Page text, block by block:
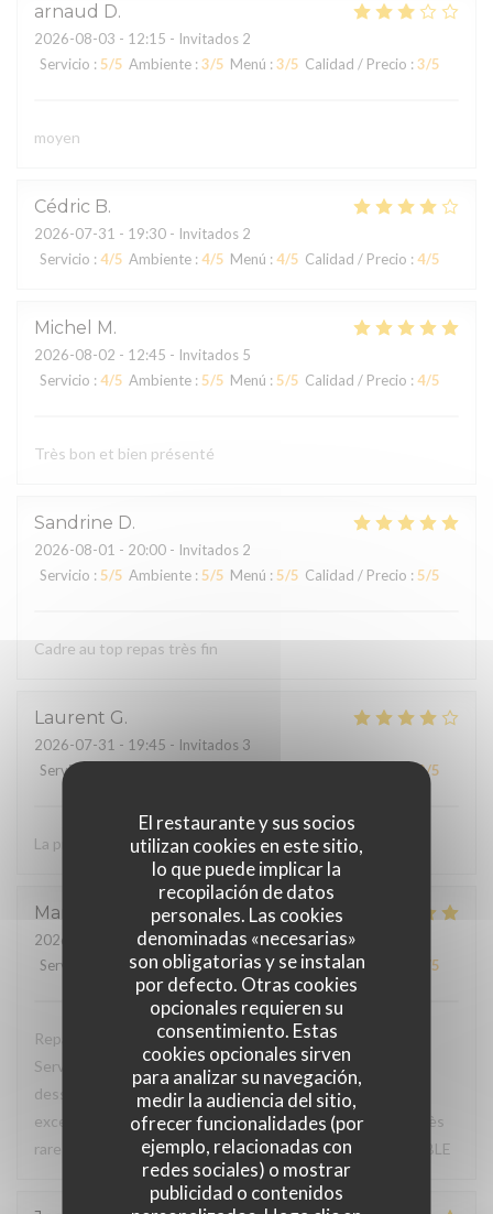
El restaurante y sus socios
utilizan cookies en este sitio,
lo que puede implicar la
recopilación de datos
personales. Las cookies
denominadas «necesarias»
son obligatorias y se instalan
por defecto. Otras cookies
opcionales requieren su
consentimiento. Estas
cookies opcionales sirven
para analizar su navegación,
medir la audiencia del sitio,
ofrecer funcionalidades (por
ejemplo, relacionadas con
redes sociales) o mostrar
publicidad o contenidos
arnaud D
2026-08-03 - 12:15 - Invitados 2
Servicio : 5/5 Ambiente : 3/5 Menú : 3/5 Calidad / Precio : 3/5
moyen
Cédric B
2026-07-31 - 19:30 - Invitados 2
Servicio : 4/5 Ambiente : 4/5 Menú : 4/5 Calidad / Precio : 4/5
Michel M
2026-08-02 - 12:45 - Invitados 5
Servicio : 4/5 Ambiente : 5/5 Menú : 5/5 Calidad / Precio : 4/5
Très bon et bien présenté
Sandrine D
2026-08-01 - 20:00 - Invitados 2
Servicio : 5/5 Ambiente : 5/5 Menú :5/5 Calidad / Precio : 5/5
Cadre au top repas très fin
Laurent G
2026-07-31 - 19:45 - Invitados 3
Servicio
3/5
La présentation dans les assiettes
Martine
2026-07-30
- 12:15 - Invitados 6
Servicio
Ambiente:5/5 Menú: 5/5 Calidad / Precio /5
Repas du jour excellent, très bon rapport qualité / prix.
Service à l'assiette super bien présentée de l'entrée au
dessert. Déjeuner en terrasse très agréable, service
excellent, à souligner serviettes de table en tissu (c'est très
rare de nos jours pour un menu du jour) TRES BONNE TABLE